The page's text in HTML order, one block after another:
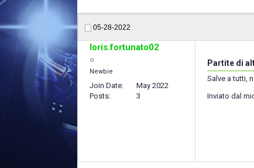
05-28-2022
loris.fortunato02
Newbie
Join Date
May 2022
Posts
3
Partite di
Salve a tutti,
Inviato dal